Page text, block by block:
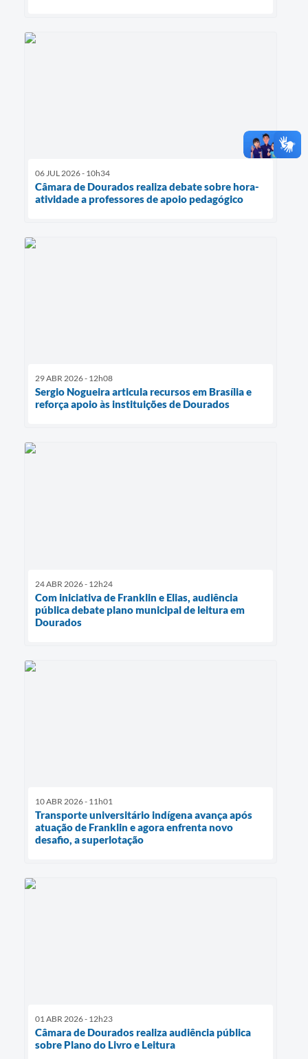
06 JUL 2026 - 10h34
Câmara de Dourados realiza debate sobre hora-
atividade a professores de apoio pedagógico
29 ABR 2026 - 12h08
Sergio Nogueira articula recursos em Brasília e
reforça apoio às instituições de Dourados
24 ABR 2026 - 12h24
Com iniciativa de Franklin e Elias, audiência
pública debate plano municipal de leitura em
Dourados
10 ABR 2026 - 11h01
Transporte universitário indígena avança após
atuação de Franklin e agora enfrenta novo
desafio, a superlotação
01 ABR 2026 - 12h23
Câmara de Dourados realiza audiência pública
sobre Plano do Livro e Leitura